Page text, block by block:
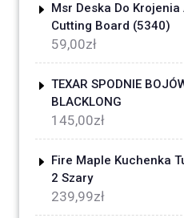
Msr Deska Do
Cutting Board (5340)
59,00zł
TEXAR SPODNIE
BLACKLONG
145,00zł
Fire Maple Kuchenka
2 Szary
239,99zł